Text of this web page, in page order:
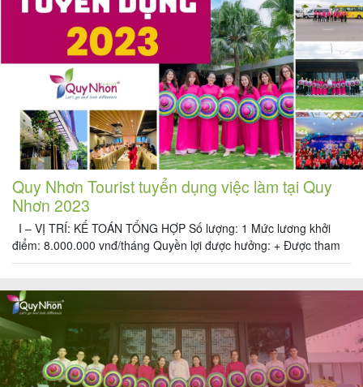
Về
Quy
Nhơn
Cảm
nhận
khách
hàng
Quy Nhơn Tourist tuyển dụng việc làm tại Quy
Nhơn 2023
I – VỊ TRÍ: KẾ TOÁN TỔNG HỢP Số lượng: 1 Mức lương khởi
điểm: 8.000.000 vnđ/tháng Quyền lợi được hưởng: + Được tham
gia đầy đủ các loại BHXH, BHYT, BHTN theo quy định của luật lao
Lương tháng […]